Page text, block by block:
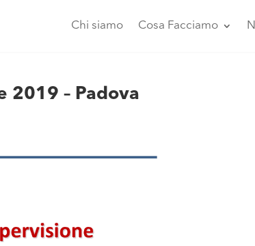
Chi siamo Cosa Facciamo
2019 – Padova